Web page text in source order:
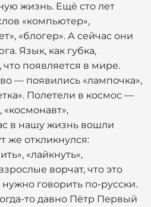
жизнь. Ещё сто лет
«компьютер»,
«блогер». А сейчас они
Язык, как губка,
появляется в мире.
— появились «лампочка»,
Полетели в космос —
«космонавт»,
в нашу жизнь вошли
же откликнулся:
«лайкнуть»,
ворчат, что это
говорить по-русски.
то давно Пётр Первый